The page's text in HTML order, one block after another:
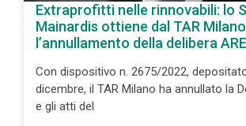
Extraprofitti nelle rinnovabili: lo
Mainardis ottiene dal TAR Milano
l’annullamento della delibera
Con dispositivo n. 2675/2022,
dicembre, il TAR Milano ha annullato la
e gli atti del